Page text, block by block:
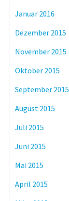
Januar 2016
Dezember 2015
November 2015
Oktober 2015
September 2015
August 2015
Juli 2015
Juni 2015
Mai 2015
April 2015